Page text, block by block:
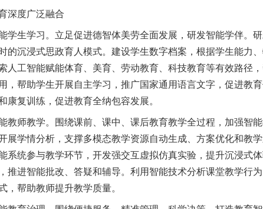
度广泛融合
生学习。立足促进德智体美劳全面发展，研发智能学伴。研
的沉浸式思政育人模式。建设学生数字档案，根据学生能力
人工智能赋能体育、美育、劳动教育、科技教育等有效路径
，帮助学生开展自主学习，推广国家通用语言文字，促进教
康复训练，促进教育全纳包容发展。
师教学。围绕课前、课中、课后教育教学全过程，加强智
展学情分析，支撑多模态教学资源自动生成、方案优化和教
系统参与教学环节，开发强交互虚拟仿真实验，提升沉浸式
推进智能批改、答疑和辅导。利用智能技术分析课堂教学行
，帮助教师提升教学质量。